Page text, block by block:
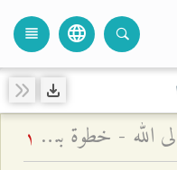
language
view_headline
المعرفة بالطريق شرط الحركة إلى الله - خطوة بيقين خير من ألف خطوة بشك 1